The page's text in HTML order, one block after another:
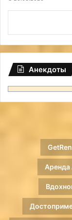
Анекдоты
Аренда